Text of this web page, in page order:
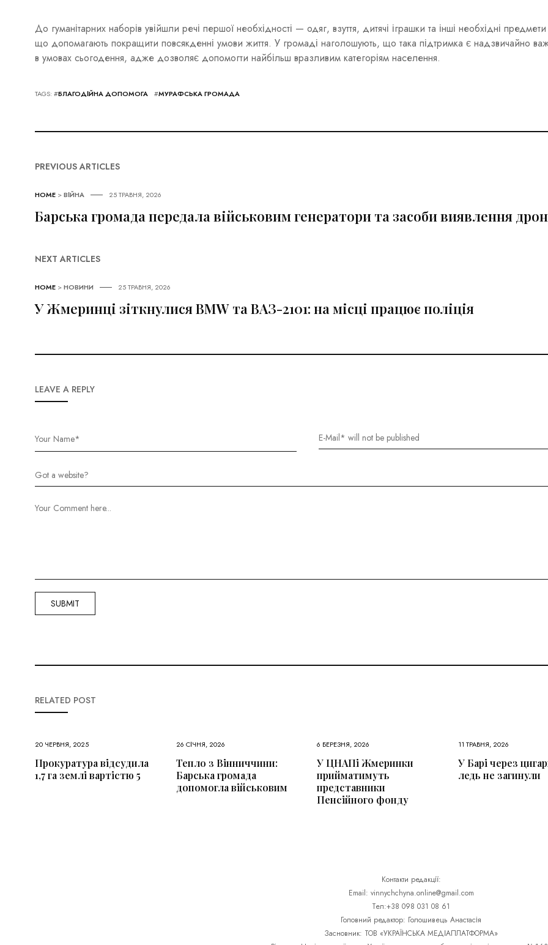
До гуманітарних наборів увійшли речі першої необхідності — одяг, взуття, дитячі іграшки та інші необхідні
що допомагають покращити повсякденні умови життя. У громаді наголошують, що така підтримка є надзвичайно
в умовах сьогодення, адже дозволяє допомогти найбільш вразливим категоріям населення.
TAGS: #БЛАГОДІЙНА ДОПОМОГА #МУРАФСЬКА ГРОМАДА
PREVIOUS ARTICLES
HOME >ВІЙНА 25 ТРАВНЯ, 2026
Барська громада передала військовим генератори та засоби виявлення
NEXT ARTICLES
HOME >НОВИНИ 25 ТРАВНЯ, 2026
У Жмеринці зіткнулися BMW та ВАЗ-2101: на місці працює поліція
LEAVE A REPLY
RELATED POST
20 ЧЕРВНЯ, 2025
Прокуратура відсудила
1,7 га землі вартістю 5
26 СІЧНЯ, 2026
Тепло з Вінниччини:
Барська громада
допомогла військовим
6 БЕРЕЗНЯ, 2026
У ЦНАПі Жмеринки
прийматимуть
представники
Пенсійного фонду
11 ТРАВНЯ, 2026
У Барі через
ледь не загинули
Контакти редакції:
Email: vinnychchyna.online@gmail.com
Тел:+38 098 031 08 61
Головний редактор: Голошивець Анастасія
Засновник: ТОВ «УКРАЇНСЬКА МЕДІАПЛАТФОРМА»